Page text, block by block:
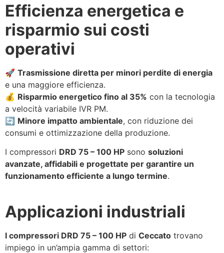
Efficienza energetica e
risparmio sui costi
operativi
🚀 Trasmissione diretta per minori perdite di energia
e una maggiore efficienza.
💰 Risparmio energetico fino al 35% con la tecnologia
a velocità variabile IVR PM.
🔄 Minore impatto ambientale, con riduzione dei
consumi e ottimizzazione della produzione.
I compressori DRD 75 – 100 HP sono soluzioni
avanzate, affidabili e progettate per garantire un
funzionamento efficiente a lungo termine.
Applicazioni industriali
I compressori DRD 75 – 100 HP di Ceccato trovano
impiego in un’ampia gamma di settori: